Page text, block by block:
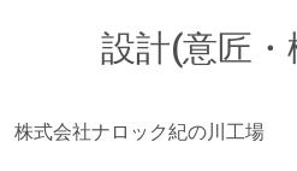
設計(意匠
株式会社ナロック紀の川工場